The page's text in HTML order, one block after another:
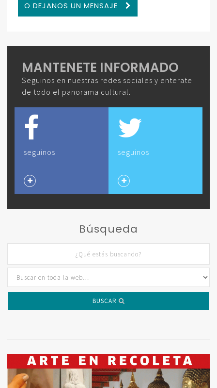
O DEJANOS UN MENSAJE
MANTENETE INFORMADO
Seguinos en nuestras redes sociales y enterate
de todo el panorama cultural.
seguinos seguinos
Búsqueda
BUSCAR